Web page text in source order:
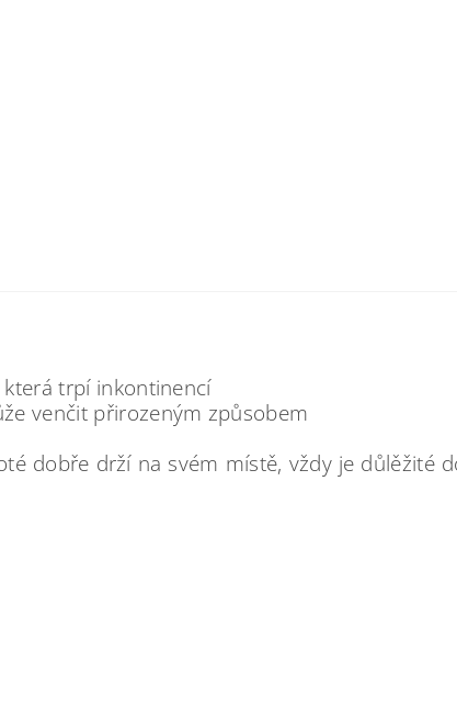
trpí inkontinencí
venčit přirozeným způsobem
dobře drží na svém místě, vždy je důlěžité